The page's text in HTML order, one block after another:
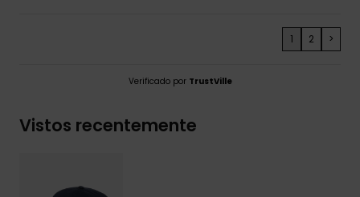
1 2 >
Verificado por TrustVille
Vistos recentemente